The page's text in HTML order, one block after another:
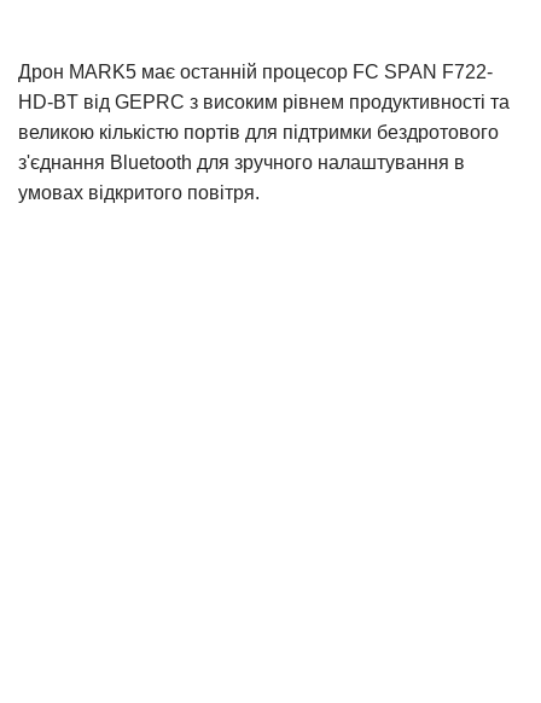
Дрон MARK5 має останній процесор FC SPAN F722-
HD-BT від GEPRC з високим рівнем продуктивності та
великою кількістю портів для підтримки бездротового
з'єднання Bluetooth для зручного налаштування в
умовах відкритого повітря.